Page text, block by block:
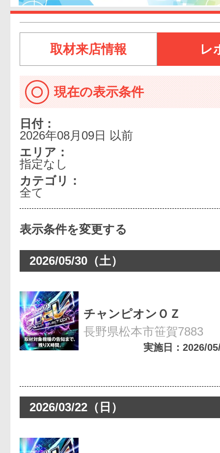
取材来店情報 レ
現在の表示条件
日付：
2026年08月09日 以前
エリア：
指定なし
カテゴリ：
全て
2026/05/30（土）
チャンピオンＯＺ
長野県松本市笹賀7883
実施日：2026/
2026/03/22（日）